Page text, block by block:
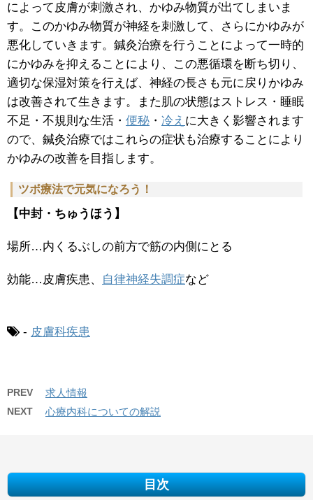
によって皮膚が刺激され、かゆみ物質が出てしまいま
す。このかゆみ物質が神経を刺激して、さらにかゆみが
悪化していきます。鍼灸治療を行うことによって一時的
にかゆみを抑えることにより、この悪循環を断ち切り、
適切な保湿対策を行えば、神経の長さも元に戻りかゆみ
は改善されて生きます。また肌の状態はストレス・睡眠
不足・不規則な生活・ 便秘 ・ 冷え に大きく影響されます
ので、鍼灸治療ではこれらの症状も治療することにより
かゆみの改善を目指します。
ツボ療法で元気になろう！
【中封・ちゅうほう】
場所…内くるぶしの前方で筋の内側にとる
効能…皮膚疾患、 自律神経失調症など
- 皮膚科疾患
PREV 求人情報
NEXT 心療内科についての解説
目次